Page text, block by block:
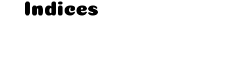
Indices